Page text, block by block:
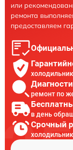
или
ремонта
предоставляем
ремонт по
в день
Срочный